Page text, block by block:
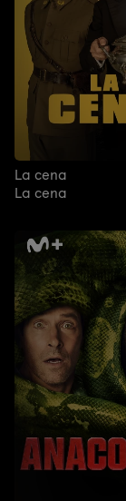
La cena
La cena